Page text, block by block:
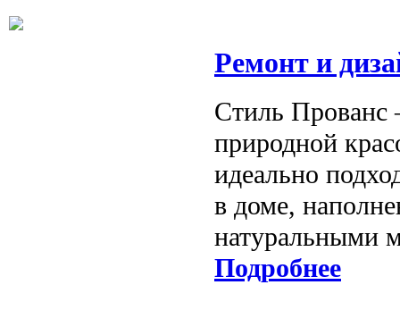
Ремонт и
Стиль Прованс
природной
идеально
в доме,
натуральными
Подробнее